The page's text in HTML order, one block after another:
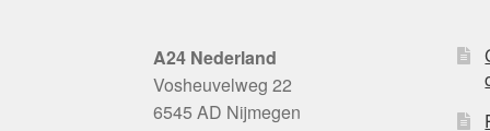
A24 Nederland
Vosheuvelweg 22
6545 AD Nijmegen